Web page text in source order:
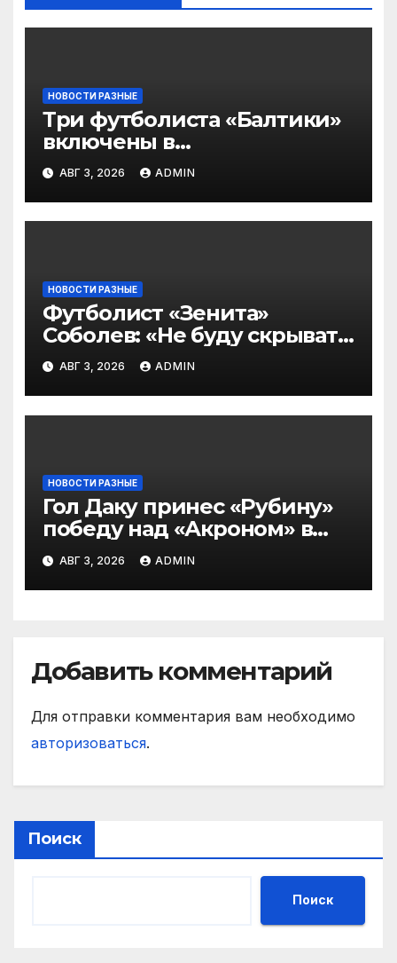
НОВОСТИ РАЗНЫЕ
Три футболиста «Балтики»
включены в
символическую сборную
2‑го тура РПЛ по версии
подписчиков МАТЧ
ПРЕМЬЕР
АВГ 3, 2026 ADMIN
НОВОСТИ РАЗНЫЕ
Футболист «Зенита»
Соболев: «Не буду скрывать
— в Оренбурге всегда
тяжело играть»
АВГ 3, 2026 ADMIN
НОВОСТИ РАЗНЫЕ
Гол Даку принес «Рубину»
победу над «Акроном» в
матче РПЛ
АВГ 3, 2026 ADMIN
Добавить комментарий
Для отправки комментария вам необходимо
авторизоваться.
Поиск
Поиск